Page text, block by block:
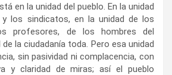
en la unidad del pueblo. En la unidad
los sindicatos, en la unidad de los
profesores, de los hombres del
la ciudadanía toda. Pero esa unidad
sin pasividad ni complacencia, con
y claridad de miras; así el pueblo